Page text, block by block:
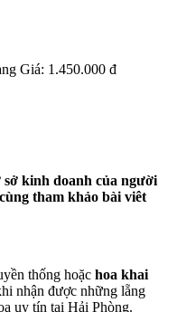
Giá: 1.450.000 đ
kinh doanh của người
tham khảo bài viêt
thống hoặc hoa khai
nhận được những lẵng
uy tín tại Hải Phòng.